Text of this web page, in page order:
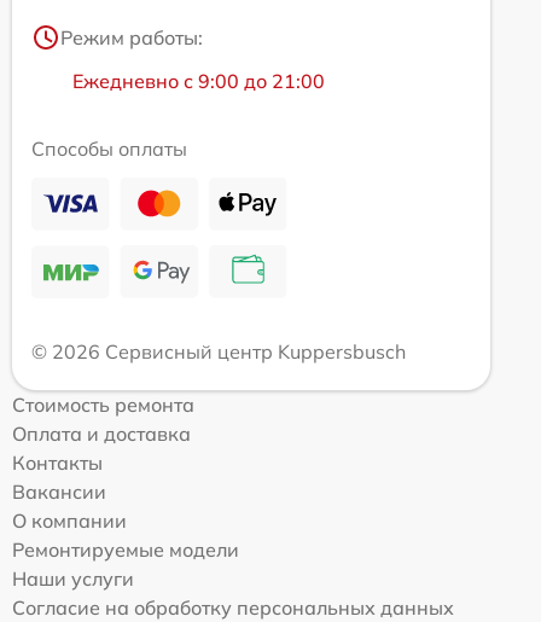
Режим работы:
Ежедневно с 9:00 до 21:00
Способы оплаты
© 2026 Сервисный центр Kuppersbusch
Стоимость ремонта
Оплата и доставка
Контакты
Вакансии
О компании
Ремонтируемые модели
Наши услуги
Согласие на обработку персональных данных